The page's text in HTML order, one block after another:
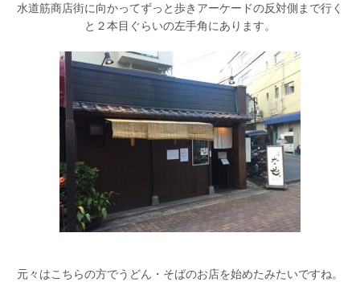
水道筋商店街に向かってずっと歩きアーケードの反対側まで行く
と２本目ぐらいの左手角にあります。
元々はこちらの方でうどん・そばのお店を始めたみたいですね。